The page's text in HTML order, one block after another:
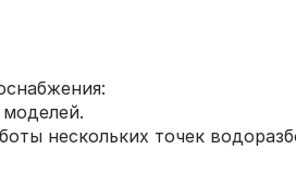
нескольких точек